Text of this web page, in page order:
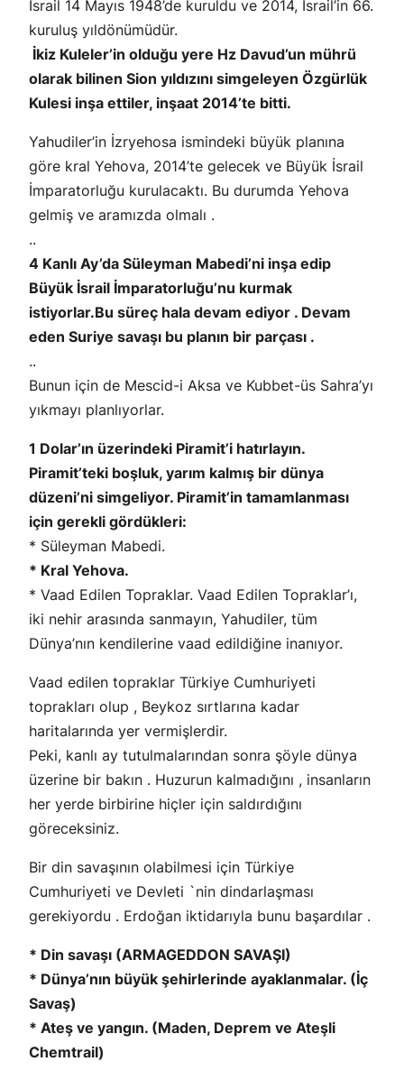
İsrail 14 Mayıs 1948’de kuruldu ve 2014, İsrail’in 66.
kuruluş yıldönümüdür.
İkiz Kuleler’in olduğu yere Hz Davud’un mührü
olarak bilinen Sion yıldızını simgeleyen Özgürlük
Kulesi inşa ettiler, inşaat 2014’te bitti.
Yahudiler’in İzryehosa ismindeki büyük planına
göre kral Yehova, 2014’te gelecek ve Büyük İsrail
İmparatorluğu kurulacaktı. Bu durumda Yehova
gelmiş ve aramızda olmalı .
..
4 Kanlı Ay’da Süleyman Mabedi’ni inşa edip
Büyük İsrail İmparatorluğu’nu kurmak
istiyorlar.Bu süreç hala devam ediyor . Devam
eden Suriye savaşı bu planın bir parçası .
..
Bunun için de Mescid-i Aksa ve Kubbet-üs Sahra’yı
yıkmayı planlıyorlar.
1 Dolar’ın üzerindeki Piramit’i hatırlayın.
Piramit’teki boşluk, yarım kalmış bir dünya
düzeni’ni simgeliyor. Piramit’in tamamlanması
için gerekli gördükleri:
* Süleyman Mabedi.
* Kral Yehova.
* Vaad Edilen Topraklar. Vaad Edilen Topraklar’ı,
iki nehir arasında sanmayın, Yahudiler, tüm
Dünya’nın kendilerine vaad edildiğine inanıyor.
Vaad edilen topraklar Türkiye Cumhuriyeti
toprakları olup , Beykoz sırtlarına kadar
haritalarında yer vermişlerdir.
Peki, kanlı ay tutulmalarından sonra şöyle dünya
üzerine bir bakın . Huzurun kalmadığını , insanların
her yerde birbirine hiçler için saldırdığını
göreceksiniz.
Bir din savaşının olabilmesi için Türkiye
Cumhuriyeti ve Devleti `nin dindarlaşması
gerekiyordu . Erdoğan iktidarıyla bunu başardılar .
* Din savaşı (ARMAGEDDON SAVAŞI)
* Dünya’nın büyük şehirlerinde ayaklanmalar. (İç
Savaş)
* Ateş ve yangın. (Maden, Deprem ve Ateşli
Chemtrail)